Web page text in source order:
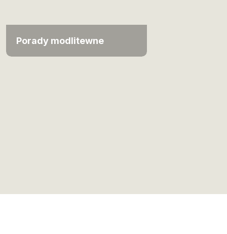
Porady modlitewne